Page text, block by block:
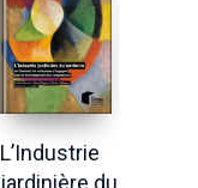
L’Industrie
jardinière du